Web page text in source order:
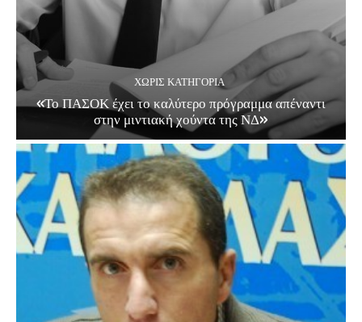
ΧΩΡΊΣ ΚΑΤΗΓΟΡΊΑ
«Το ΠΑΣΟΚ έχει το καλύτερο πρόγραμμα απέναντι
στην μιντιακή χούντα της ΝΔ»